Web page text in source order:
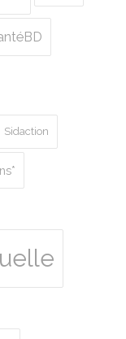
Sidaction